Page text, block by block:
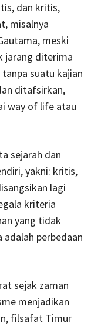
dan kritis,
misalnya
meski
jarang diterima
suatu kajian
ditafsirkan,
way of life atau
sejarah dan
yakni: kritis,
lagi
kriteria
yang tidak
perbedaan
sejak zaman
menjadikan
filsafat Timur